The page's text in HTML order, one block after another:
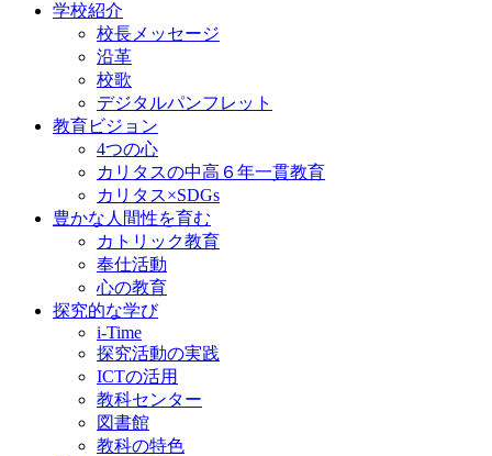
学校紹介
校長メッセージ
沿革
校歌
デジタルパンフレット
教育ビジョン
4つの心
カリタスの中高６年一貫教育
カリタス×SDGs
豊かな人間性を育む
カトリック教育
奉仕活動
心の教育
探究的な学び
i-Time
探究活動の実践
ICTの活用
教科センター
図書館
教科の特色